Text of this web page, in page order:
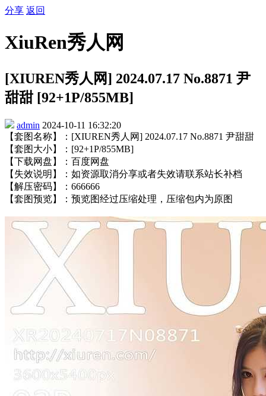
分享 返回
XiuRen秀人网
[XIUREN秀人网] 2024.07.17 No.8871 尹
甜甜 [92+1P/855MB]
admin 2024-10-11 16:32:20
【套图名称】：[XIUREN秀人网] 2024.07.17 No.8871 尹甜甜
【套图大小】：[92+1P/855MB]
【下载网盘】：百度网盘
【失效说明】：如资源取消分享或者失效请联系站长补档
【解压密码】：666666
【套图预览】：预览图经过压缩处理，压缩包内为原图